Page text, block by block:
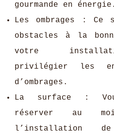
gourmande en énergie.
Les ombrages : Ce
obstacles à la
votre
privilégier les
d’ombrages.
La surface :
réserver au
l’installation